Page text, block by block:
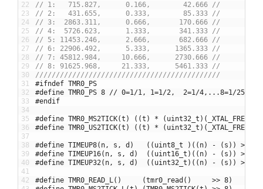
22
23
24
25
26
27
28
29
30
31
32
33
34
35
36
37
38
39
40
41
42
// 1:   715.827,      0.166,        42.666 //
// 2:   431.655,      0.333,        85.333 //
// 3:  2863.311,      0.666,       170.666 //
// 4:  5726.623,      1.333,       341.333 //
// 5: 11453.246,      2.666,       682.666 //
// 6: 22906.492,      5.333,      1365.333 //
// 7: 45812.984,     10.666,      2730.666 //
// 8: 91625.968,     21.333,      5461.333 //
/////////////////////////////////////////////
#ifndef TMR0_PS
#define TMR0_PS 8 // 0=1/1, 1=1/2,  2=1/4,...8=1/256
#endif
#define TMR0_MS2TICK(t) ((t) * (uint32_t)(_XTAL_FREQ /
#define TMR0_US2TICK(t) ((t) * (uint32_t)(_XTAL_FREQ
#define TIMEUP8(n, s, d)   ((uint8_t )((n) - (s)) >=
#define TIMEUP16(n, s, d)  ((uint16_t)((n) - (s)) >=
#define TIMEUP32(n, s, d)  ((uint32_t)((n) - (s)) >=
#define TMR0_READ_L()     (tmr0_read()     >> 8)